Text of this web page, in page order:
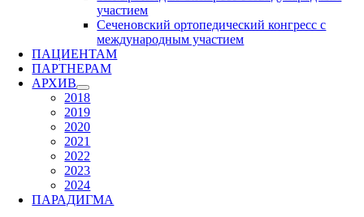
участием
Сеченовский ортопедический конгресс с
международным участием
ПАЦИЕНТАМ
ПАРТНЕРАМ
АРХИВ
2018
2019
2020
2021
2022
2023
2024
ПАРАДИГМА